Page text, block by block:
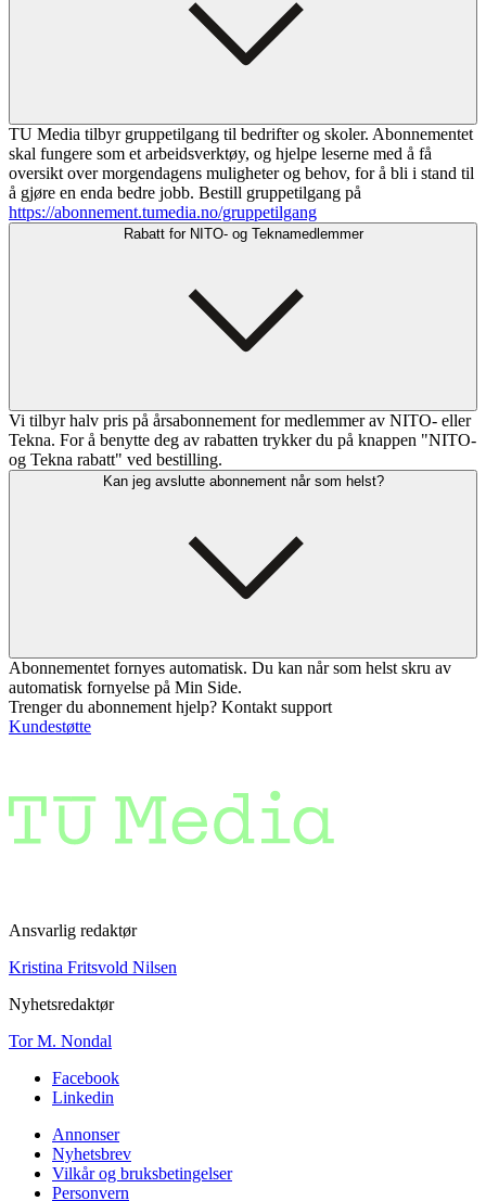
TU Media tilbyr gruppetilgang til bedrifter og skoler. Abonnementet
skal fungere som et arbeidsverktøy, og hjelpe leserne med å få
oversikt over morgendagens muligheter og behov, for å bli i stand til
å gjøre en enda bedre jobb. Bestill gruppetilgang på
https://abonnement.tumedia.no/gruppetilgang
Rabatt for NITO- og Teknamedlemmer
Vi tilbyr halv pris på årsabonnement for medlemmer av NITO- eller
Tekna. For å benytte deg av rabatten trykker du på knappen "NITO-
og Tekna rabatt" ved bestilling.
Kan jeg avslutte abonnement når som helst?
Abonnementet fornyes automatisk. Du kan når som helst skru av
automatisk fornyelse på Min Side.
Trenger du abonnement hjelp? Kontakt support
Kundestøtte
Ansvarlig redaktør
Kristina Fritsvold Nilsen
Nyhetsredaktør
Tor M. Nondal
Facebook
Linkedin
Annonser
Nyhetsbrev
Vilkår og bruksbetingelser
Personvern